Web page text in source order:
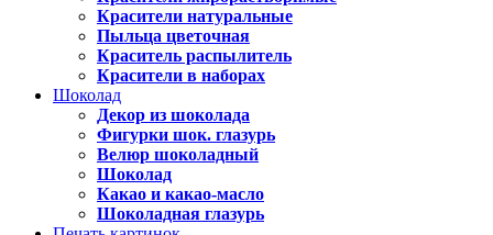
Красители натуральные
Пыльца цветочная
Краситель распылитель
Красители в наборах
Шоколад
Декор из шоколада
Фигурки шок. глазурь
Велюр шоколадный
Шоколад
Какао и какао-масло
Шоколадная глазурь